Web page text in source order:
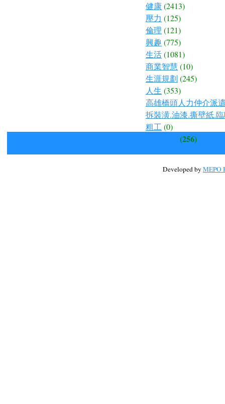
健康(2413)
壓力 (125)
倫理 (121)
興趣 (775)
生活(1081)
商業智慧 (10)
生涯規劃 (245)
人生 (353)
高雄橋頭人力仲介派
拆裝潢.油漆.撕壁紙.
粗工(0)
(256)
Developed by MEPO